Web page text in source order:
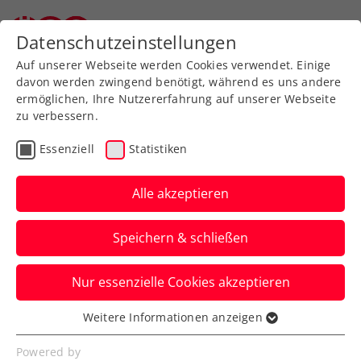
Zurück zur Newsübersicht
Turniere
40. Panaceo ITF Junior
Cup: Rabl und Pircher
zeigen in Villach mächtig
auf
Die beiden ÖTV-Talente stehen im Einzel-
Halbfinale, Nico Hipfl zudem im
Doppelfinale.
Datenschutzeinstellungen
Auf unserer Webseite werden Cookies verwendet. Einige
davon werden zwingend benötigt, während es uns andere
ermöglichen, Ihre Nutzererfahrung auf unserer Webseite
zu verbessern.
Essenziell Statistiken
Alle akzeptieren
Speichern & schließen
Nur essenzielle Cookies akzeptieren
Essenziell
Essenzielle Cookies werden für grundlegende
Weitere Informationen anzeigen
Powered by